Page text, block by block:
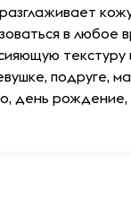
в любое
текстуру
подруге,
день